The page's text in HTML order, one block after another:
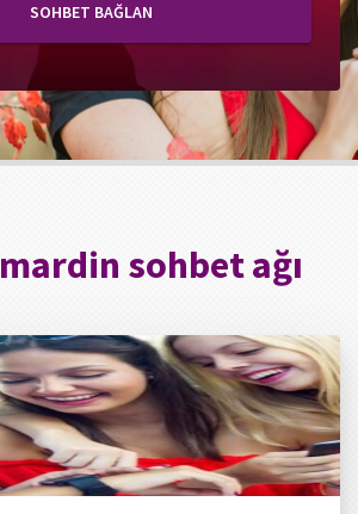
SOHBET BAĞLAN
mardin sohbet ağı